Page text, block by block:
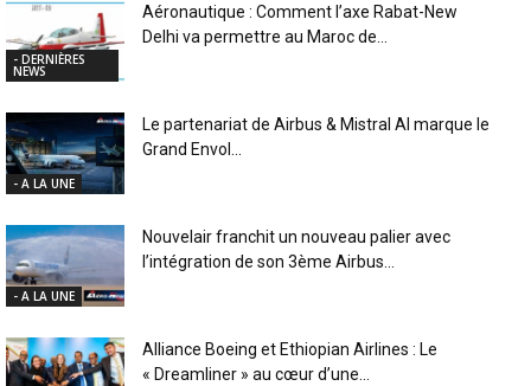
- DERNIÈRES
NEWS
Aéronautique : Comment l’axe Rabat-New
Delhi va permettre au Maroc de...
- A LA UNE
Le partenariat de Airbus & Mistral AI marque le
Grand Envol...
- A LA UNE
Nouvelair franchit un nouveau palier avec
l’intégration de son 3ème Airbus...
Alliance Boeing et Ethiopian Airlines : Le
« Dreamliner » au cœur d’une...